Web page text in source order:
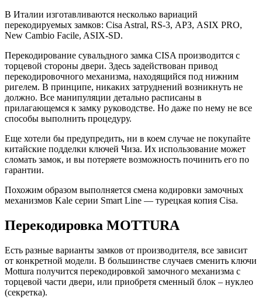
В Италии изготавливаются несколько вариаций
перекодируемых замков: Cisa Astral, RS-3, АРЗ, ASIX PRO,
New Cambio Facile, ASIX-SD.
Перекодирование сувальдного замка CISA производится с
торцевой стороны двери. Здесь задействован привод
перекодировочного механизма, находящийся под нижним
ригелем. В принципе, никаких затруднений возникнуть не
должно. Все манипуляции детально расписаны в
прилагающемся к замку руководстве. Но даже по нему не все
способы выполнить процедуру.
Еще хотели бы предупредить, ни в коем случае не покупайте
китайские подделки ключей Чиза. Их использование может
сломать замок, и вы потеряете возможность починить его по
гарантии.
Похожим образом выполняется смена кодировки замочных
механизмов Kale серии Smart Line — турецкая копия Cisa.
Перекодировка MOTTURA
Есть разные варианты замков от производителя, все зависит
от конкретной модели. В большинстве случаев сменить ключи
Mottura получится перекодировкой замочного механизма с
торцевой части двери, или приобретя сменный блок – нуклео
(секретка).